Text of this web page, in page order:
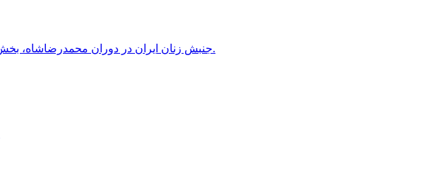
جنبش زنان ایران در دوران محمدرضاشاه، بخش سوم – سازمان زنان در کنترل مردان! پس از کودتای ۱۳۳۲ دولت کنترل سازمان زنان را بدست گرفت.